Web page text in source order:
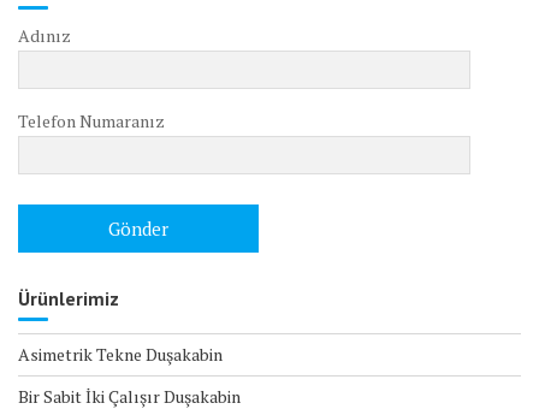
Adınız
Telefon Numaranız
Ürünlerimiz
Asimetrik Tekne Duşakabin
Bir Sabit İki Çalışır Duşakabin